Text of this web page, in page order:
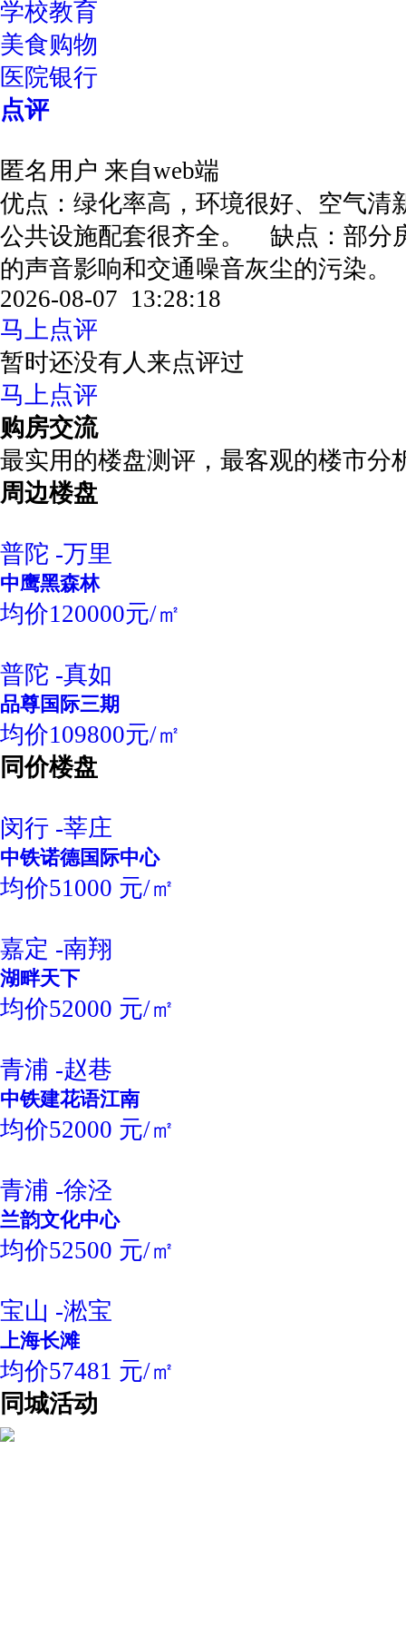
学校教育
美食购物
医院银行
点评
匿名用户 来自web端
优点：绿化率高，环境很好、空气清
公共设施配套很齐全。 缺点：部分
的声音影响和交通噪音灰尘的污染
2026-08-07 13:28:18
马上点评
暂时还没有人来点评过
马上点评
购房交流
最实用的楼盘测评，最客观的楼市分
周边楼盘
普陀 -万里
中鹰黑森林
均价120000元/㎡
普陀 -真如
品尊国际三期
均价109800元/㎡
同价楼盘
闵行 -莘庄
中铁诺德国际中心
均价51000 元/㎡
嘉定 -南翔
湖畔天下
均价52000 元/㎡
青浦 -赵巷
中铁建花语江南
均价52000 元/㎡
青浦 -徐泾
兰韵文化中心
均价52500 元/㎡
宝山 -淞宝
上海长滩
均价57481 元/㎡
同城活动